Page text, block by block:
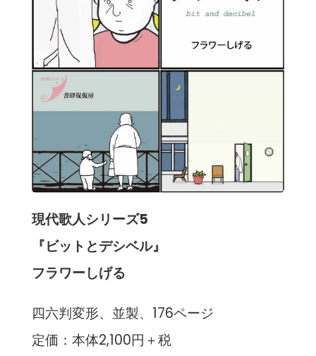
現代歌人シリーズ5
『ビットとデシベル』
フラワーしげる
四六判変形、並製、176ページ
定価：本体2,100円＋税